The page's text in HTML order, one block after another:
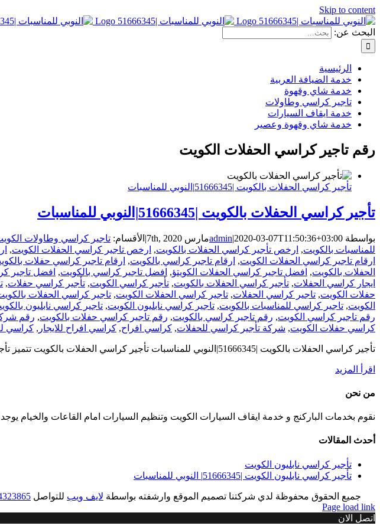
Skip to content
البحث عن:
الرئيسية
خدمة الضيافة العربية
خدمة شاي وقهوة
تاجير كراسي وطاولات
خدمة ايقاف السيارات
خدمة شاي وقهوة وعصير
رقم تاجير كراسي الحفلات الكويت
تأجير كراسي الحفلات بالكويت |51666345|النوبي للمناسبات
تأجير كراسي الحفلات بالكويت |51666345|النوبي للمناسبات
بواسطة admin|2020-03-07T11:50:36+03:00 مارس 7th, 2020 | الأقسام: تاجير كراسي وطاولات الكويت | 51666345 |النوبي
للمناسبات بالكويت, ارخص تأجير كراسي الحفلات بالكويت, ارخص تاجير كراسي الحفلات الكويت,
ارقام تاجير كراسي الحفلات الكويت, ارقام تاجير كراسي بالكويت, ارقام تاجير كراسي حفلات
الحفلات بالكويت, افضل تاجير كراسي الحفلات الكويتؤ, افضل تاجير كراسي بالكويت, افضل تاجير
ايجار كراسي الحفلات, تأجير كراسي الحفلات بالكويت, تأجير كراسي الكويت, تأجير كراسي حفلات,
حفلات الكويت, تاجير كراسي الحفلات, تاجير كراسي الحفلات الكويت, تاجير كراسي الحفلات
الكويت, تاجير كراسي للمناسبات بالكويت, تاجير كراسي نابليون الكويت, تاجير كراسي نابليون
رقم تاجير كراسي الكويت, رقم تاجير كراسي بالكويت, رقم تاجير كراسي حفلات بالكويت, رقم
كراسي حفلات الكويت, شركة تأجير كراسي للحفلات, كراسي افراح, كراسي افراح للايجار , كراسي
تأجير كراسي الحفلات بالكويت |51666345|النوبي للمناسبات تأجير كراسي الحفلات بالكويت تتميز تأجير كراسي الحفلات بالكويت بتقديم افضل الخدمات في مجال
‫اقرأ المزيد
من نحن
نقوم بخدمات الباركنج و خدمة ايقاف السيارات الكويت وتنظيم السيارات امام القاعات
أحدث المقالات
تأجير كراسي نابليون الكويت
تأجير كراسي نابليون الكويت |51666345| النوبي للمناسبات
جميع الحقوق محفوظة لدي شركتنا تصميم الموقع وارشفته بواسطة لايف ويب للتواصل
Page load link
اتصل الان